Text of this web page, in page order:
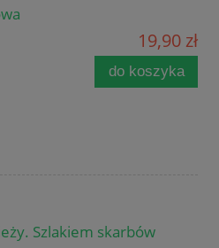
19,90 zł
do koszyka
Szlakiem skarbów